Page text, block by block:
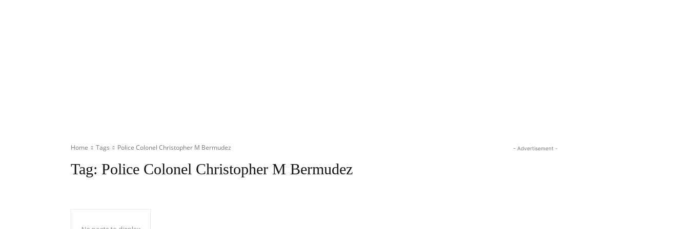
Home Tags Police Colonel Christopher M Bermudez
Tag: Police Colonel Christopher M Bermudez
- Advertisement -